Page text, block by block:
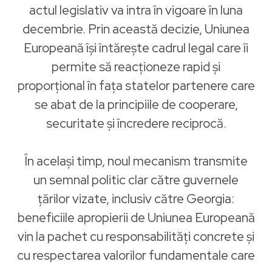
actul legislativ va intra în vigoare în luna
decembrie. Prin această decizie, Uniunea
Europeană își întărește cadrul legal care îi
permite să reacționeze rapid și
proporțional în fața statelor partenere care
se abat de la principiile de cooperare,
securitate și încredere reciprocă.
În același timp, noul mecanism transmite
un semnal politic clar către guvernele
țărilor vizate, inclusiv către Georgia:
beneficiile apropierii de Uniunea Europeană
vin la pachet cu responsabilități concrete și
cu respectarea valorilor fundamentale care